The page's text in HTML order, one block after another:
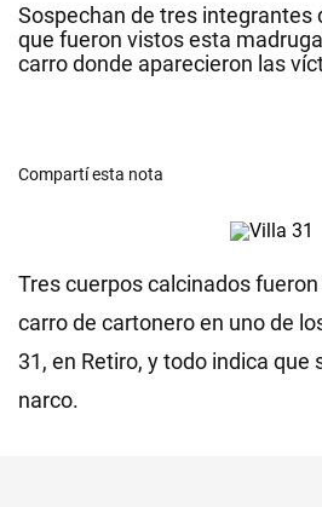
Sospechan de tres integrantes
que fueron vistos esta
carro donde aparecieron las
Compartí esta nota
Tres cuerpos calcinados
carro de cartonero en uno de
31, en Retiro, y todo indica que
narco.